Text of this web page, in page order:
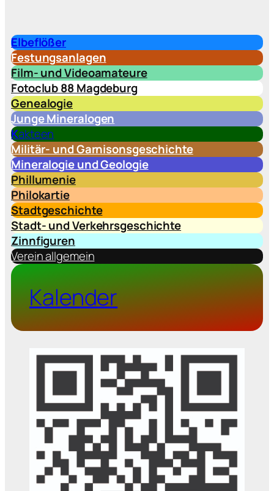
Elbeflößer
Festungsanlagen
Film- und Videoamateure
Fotoclub 88 Magdeburg
Genealogie
Junge Mineralogen
Kakteen
Militär- und Garnisonsgeschichte
Mineralogie und Geologie
Phillumenie
Philokartie
Stadtgeschichte
Stadt- und Verkehrsgeschichte
Zinnfiguren
Verein allgemein
Kalender